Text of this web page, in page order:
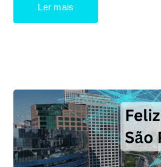
Ler mais